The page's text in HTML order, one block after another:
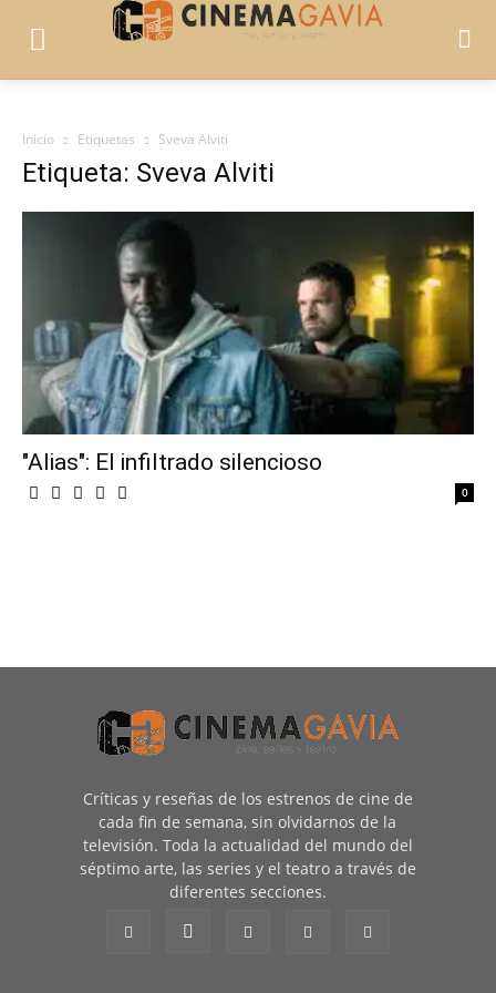
Inicio Etiquetas Sveva Alviti
Etiqueta: Sveva Alviti
"Alias": El infiltrado silencioso
0
Críticas y reseñas de los estrenos de cine de
cada fin de semana, sin olvidarnos de la
televisión. Toda la actualidad del mundo del
séptimo arte, las series y el teatro a través de
diferentes secciones.